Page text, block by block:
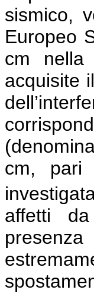
sismico,
Europeo
cm nella
acquisite
cm, pari
affetti